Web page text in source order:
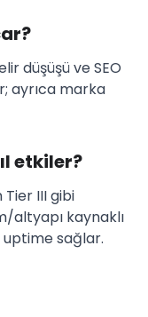
düşüşü ve SEO
ayrıca marka
etkiler?
III gibi
altyapı kaynaklı
sağlar.